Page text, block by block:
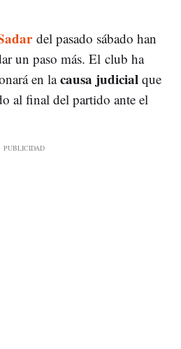
del pasado sábado han
un paso más. El club ha
en lacausa judicial que
al final del partido ante el